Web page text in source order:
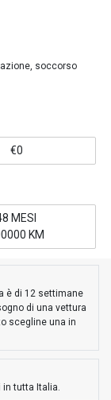
soccorso
€0
MESI
KM
è di 12 settimane
di una vettura
scegline una in
in tutta Italia.